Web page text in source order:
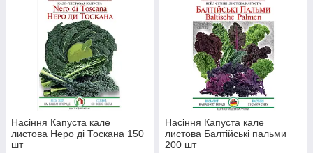
Насіння Капуста кале
листова Неро ді Тоскана 150
шт
Насіння Капуста кале
листова Балтійські пальми
200 шт